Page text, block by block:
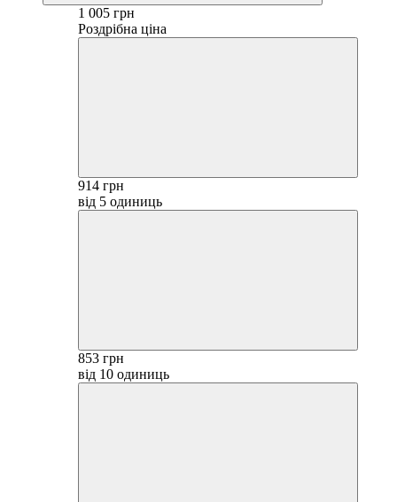
1 005 грн
Роздрібна ціна
914 грн
від 5 одиниць
853 грн
від 10 одиниць